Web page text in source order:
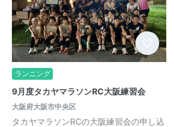
ランニング
9月度タカヤマラソンRC大阪練習会
大阪府大阪市中央区
タカヤマラソンRCの大阪練習会の申し込